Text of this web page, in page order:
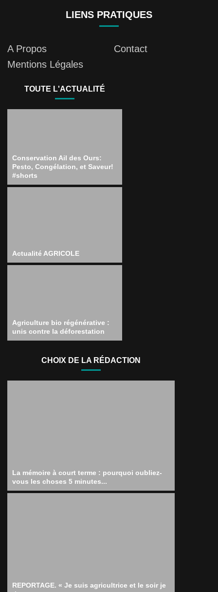
LIENS PRATIQUES
A Propos
Contact
Mentions Légales
TOUTE L'ACTUALITÉ
Conservation Ail des Ours:
Pesto, Congélation, et Saveur!
#shorts
Actualité AGRICOLE
Agriculture bio régénérative :
unis contre la déforestation
CHOIX DE LA RÉDACTION
La mémoire à court terme : pourquoi oubliez-
vous les choses 5 minutes...
REPORTAGE. « Je suis agricultrice et le soir je